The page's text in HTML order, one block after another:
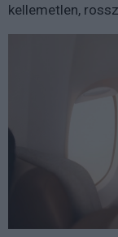
kellemetlen,